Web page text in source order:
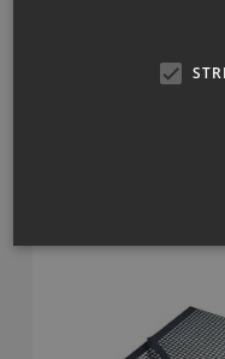
SEK
inkl. moms
Strikt nödvändiga kakor